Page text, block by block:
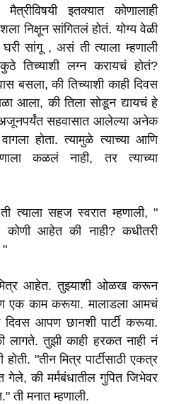
इतक्यात कोणालाही
निक्षून सांगितलं होतं. योग्य वेळी
सांगू , असं ती त्याला म्हणाली
तिच्याशी लग्न करायचं होतं?
बसला, की तिच्याशी काही दिवस
आला, की तिला सोडून द्यायचं हे
सहवासात आलेल्या अनेक
होता. त्यामुळे त्याच्या आणि
कळलं नाही, तर त्याच्या
त्याला सहज स्वरात म्हणाली, "
आहेत की नाही? कधीतरी
"
आहेत. तुझ्याशी ओळख करून
एक काम करूया. मालाडला आमचं
आपण छानशी पार्टी करूया.
लागते. तुझी काही हरकत नाही नं
"तीन मित्र पार्टीसाठी एकत्र
गेले, की मर्मबंधातील गुपित जिभेवर
ती मनात म्हणाली.